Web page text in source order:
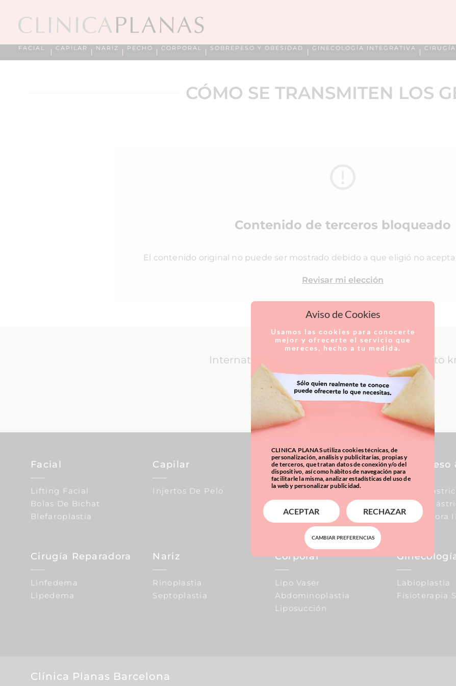
FACIAL CAPILAR NARIZ PECHO CORPORAL SOBREPESO Y OBESIDAD GINECOLOGÍA INTEGRATIVA
CÓMO SE TRANSMITEN LOS
Contenido de terceros bloqueado
El contenido original no puede ser mostrado debido a que eligió no
Revisar mi elección
International Patients: everything you need to
LEARN MORE
Facial
Lifting Facial
Bolas De Bichat
Blefaroplastia
Cirugía Reparadora
Linfedema
Lipedema
Capilar
Injertos De Pelo
Nariz
Rinoplastia
Septoplastia
Pecho
Aumento De Pecho
Reducción De Pecho
Elevación De Pecho
Corporal
Lipo Vaser
Abdominoplastia
Liposucción
Sobrepeso
Balón
Manga
Calculadora
Labioplastia
Fisioterapia
Clínica Planas Barcelona
Aviso de Cookies
Usamos las cookies para conocerte
mejor y ofrecerte el servicio que
mereces, hecho a tu medida.
CLINICA PLANAS utiliza cookies técnicas, de
personalización, análisis y publicitarias, propias y
de terceros, que tratan datos de conexión y/o del
dispositivo, así como hábitos de navegación para
facilitarle la misma, analizar estadísticas del uso de
la web y personalizar publicidad.
ACEPTAR RECHAZAR
CAMBIAR PREFERENCIAS